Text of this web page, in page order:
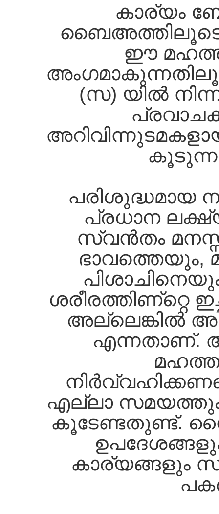
കാര്യം
ഈ
(സ) യില്‍
പരിശുദ്ധമായ
പ്രധാന
സ്വന്‍തം
ഭാവത്തെയും,
ശരീരത്തിണ്റ്റെ
അല്ലെങ്കില്‍
എന്നതാണ്‌.
എല്ലാ
കൂടേണ്ടതുണ്ട്‌.
കാര്യങ്ങളും